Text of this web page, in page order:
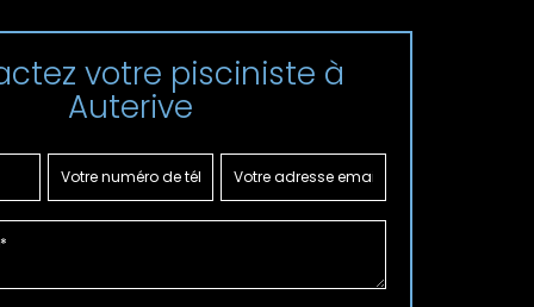
votre pisciniste à
Auterive